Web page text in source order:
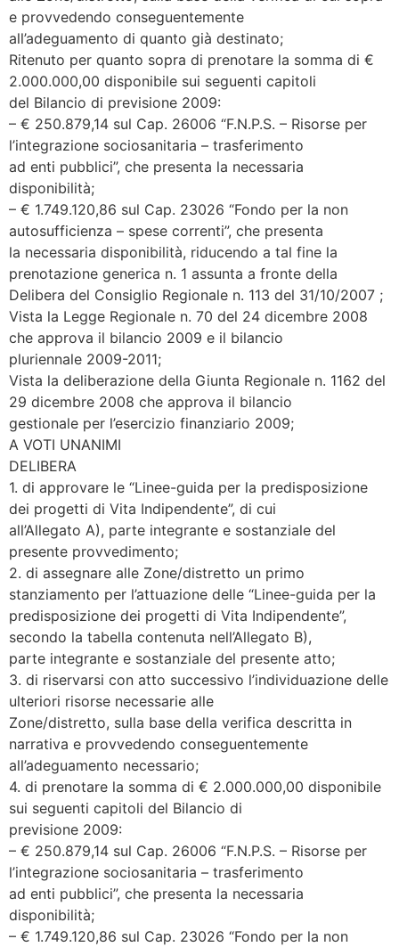
e provvedendo conseguentemente
all’adeguamento di quanto già destinato;
Ritenuto per quanto sopra di prenotare la somma di €
2.000.000,00 disponibile sui seguenti capitoli
del Bilancio di previsione 2009:
– € 250.879,14 sul Cap. 26006 “F.N.P.S. – Risorse per
l’integrazione sociosanitaria – trasferimento
ad enti pubblici”, che presenta la necessaria
disponibilità;
– € 1.749.120,86 sul Cap. 23026 “Fondo per la non
autosufficienza – spese correnti”, che presenta
la necessaria disponibilità, riducendo a tal fine la
prenotazione generica n. 1 assunta a fronte della
Delibera del Consiglio Regionale n. 113 del 31/10/2007 ;
Vista la Legge Regionale n. 70 del 24 dicembre 2008
che approva il bilancio 2009 e il bilancio
pluriennale 2009-2011;
Vista la deliberazione della Giunta Regionale n. 1162 del
29 dicembre 2008 che approva il bilancio
gestionale per l’esercizio finanziario 2009;
A VOTI UNANIMI
DELIBERA
1. di approvare le “Linee-guida per la predisposizione
dei progetti di Vita Indipendente”, di cui
all’Allegato A), parte integrante e sostanziale del
presente provvedimento;
2. di assegnare alle Zone/distretto un primo
stanziamento per l’attuazione delle “Linee-guida per la
predisposizione dei progetti di Vita Indipendente”,
secondo la tabella contenuta nell’Allegato B),
parte integrante e sostanziale del presente atto;
3. di riservarsi con atto successivo l’individuazione delle
ulteriori risorse necessarie alle
Zone/distretto, sulla base della verifica descritta in
narrativa e provvedendo conseguentemente
all’adeguamento necessario;
4. di prenotare la somma di € 2.000.000,00 disponibile
sui seguenti capitoli del Bilancio di
previsione 2009:
– € 250.879,14 sul Cap. 26006 “F.N.P.S. – Risorse per
l’integrazione sociosanitaria – trasferimento
ad enti pubblici”, che presenta la necessaria
disponibilità;
– € 1.749.120,86 sul Cap. 23026 “Fondo per la non